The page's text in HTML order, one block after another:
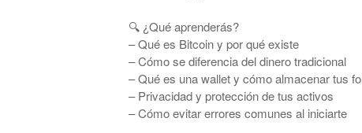
🔍 ¿Qué aprenderás?
– Qué es Bitcoin y por qué existe
– Cómo se diferencia del dinero tradicional
– Qué es una wallet y cómo almacenar tus
– Privacidad y protección de tus activos
– Cómo evitar errores comunes al iniciarte